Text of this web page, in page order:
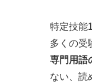
特定技能
多くの受
専門用語
ない、読